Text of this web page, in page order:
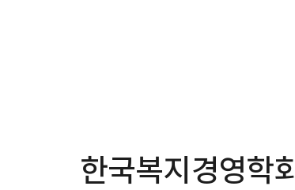
한국복지경영학회